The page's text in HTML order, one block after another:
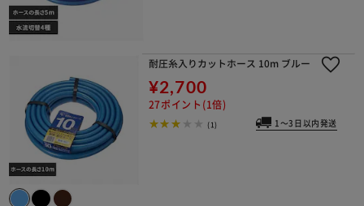
耐圧糸入りカットホース 10m ブルー
¥2,700
27ポイント(1倍)
(1) 1～3日以内発送